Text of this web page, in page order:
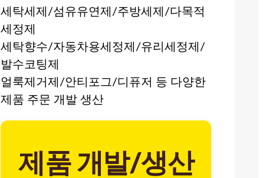
세탁세제/섬유유연제/주방세제/다목적
세정제
세탁향수/자동차용세정제/유리세정제/
발수코팅제
얼룩제거제/안티포그/디퓨저 등 다양한
제품 주문 개발 생산
제품 개발/생산